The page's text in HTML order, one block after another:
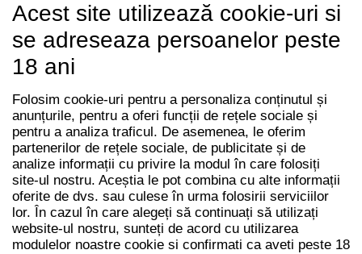
RO13 BACX 0000 0010 7112 2001
Unicredit Bank
Acest site utilizează cookie-uri si
se adreseaza persoanelor peste
18 ani
Folosim cookie-uri pentru a personaliza conținutul și
anunțurile, pentru a oferi funcții de rețele sociale și
pentru a analiza traficul. De asemenea, le oferim
partenerilor de rețele sociale, de publicitate și de
analize informații cu privire la modul în care folosiți
site-ul nostru. Aceștia le pot combina cu alte informații
oferite de dvs. sau culese în urma folosirii serviciilor
lor. În cazul în care alegeți să continuați să utilizați
website-ul nostru, sunteți de acord cu utilizarea
modulelor noastre cookie si confirmati ca aveti peste 18